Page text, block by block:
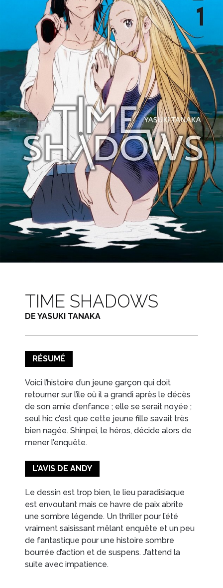
TIME SHADOWS
DE YASUKI TANAKA
RÉSUMÉ
Voici l’histoire d’un jeune garçon qui doit
retourner sur l’ile où il a grandi après le décès
de son amie d’enfance ; elle se serait noyée ;
seul hic c’est que cette jeune fille savait très
bien nagée. Shinpei, le héros, décide alors de
mener l’enquête.
L'AVIS DE ANDY
Le dessin est trop bien, le lieu paradisiaque
est envoutant mais ce havre de paix abrite
une sombre légende. Un thriller pour l’été
vraiment saisissant mêlant enquête et un peu
de fantastique pour une histoire sombre
bourrée d’action et de suspens. J’attend la
suite avec impatience.